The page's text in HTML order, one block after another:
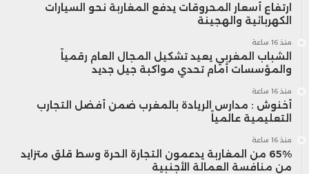
ارتفاع أسعار المحروقات يدفع المغاربة نحو السيارات
الكهربائية والهجينة
منذ 16 ساعة
الشباب المغربي يعيد تشكيل المجال العام رقمياً
والمؤسسات أمام تحدي مواكبة جيل جديد
منذ 16 ساعة
أخنوش : مدارس الريادة بالمغرب ضمن أفضل التجارب
التعليمية عالمياً
منذ 16 ساعة
65% من المغاربة يدعمون التجارة الحرة وسط قلق متزايد
من منافسة العمالة الأجنبية